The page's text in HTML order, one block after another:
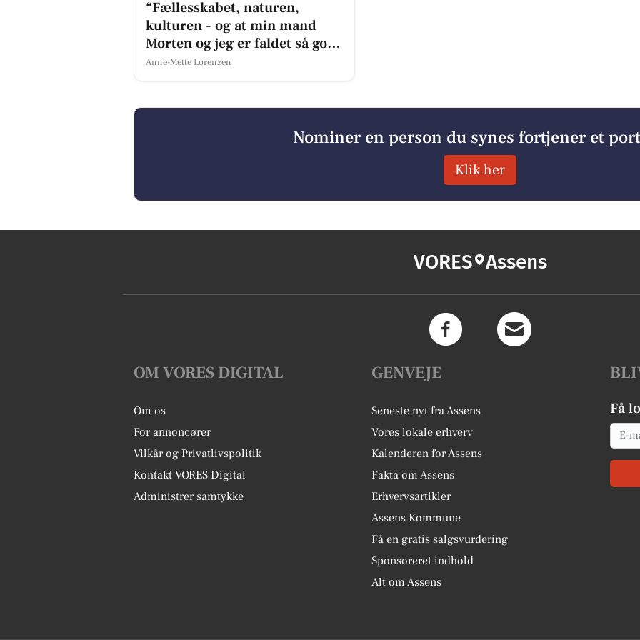
“Fællesskabet, naturen,
kulturen - og at min mand
Morten og jeg er faldet så godt
og hurtigt ind.”
Anne-Mette Lorenzen
Nominer en person du synes fortjener et
Klik her
VORES Assens
OM VORES DIGITAL
Om os
For annoncører
Vilkår og Privatlivspolitik
Kontakt VORES Digital
Administrer samtykke
GENVEJE
Seneste nyt fra Assens
Vores lokale erhverv
Kalenderen for Assens
Fakta om Assens
Erhvervsartikler
Assens Kommune
Få en gratis salgsvurdering
Sponsoreret indhold
Alt om Assens
Få
Email